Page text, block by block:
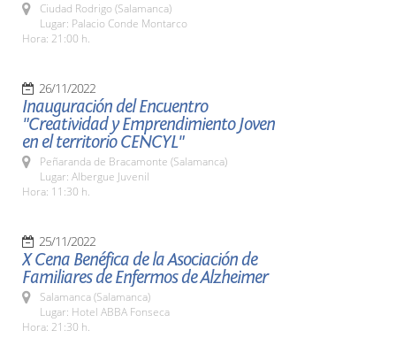
Ciudad Rodrigo (Salamanca)
Lugar: Palacio Conde Montarco
Hora: 21:00 h.
26/11/2022
Inauguración del Encuentro
"Creatividad y Emprendimiento Joven
en el territorio CENCYL"
Peñaranda de Bracamonte (Salamanca)
Lugar: Albergue Juvenil
Hora: 11:30 h.
25/11/2022
X Cena Benéfica de la Asociación de
Familiares de Enfermos de Alzheimer
Salamanca (Salamanca)
Lugar: Hotel ABBA Fonseca
Hora: 21:30 h.